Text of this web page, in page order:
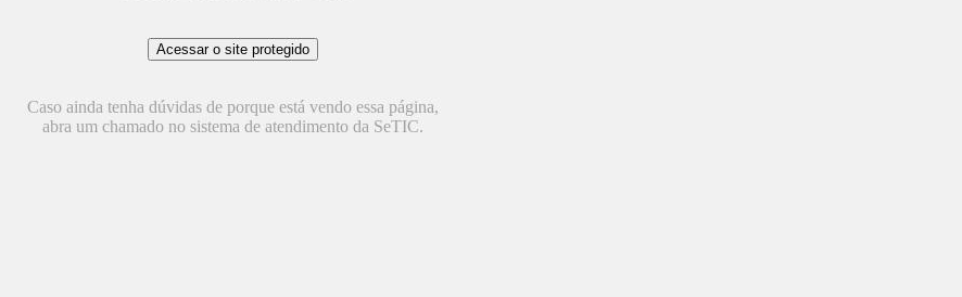
Caso ainda tenha dúvidas de porque está vendo essa página,
abra um chamado no sistema de atendimento da SeTIC.